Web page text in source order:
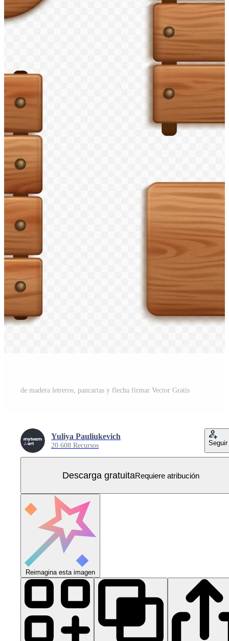
de madera letreros, pancartas y flecha firmar Vector Gratis
Yuliya Pauliukevich
20.608 Recursos Seguir
Descarga gratuitaRequiere atribución
Reimagina esta imagen